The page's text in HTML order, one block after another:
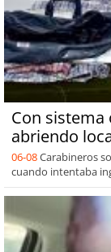
Con
abriendo
06-08Carabineros
cuando intentaba